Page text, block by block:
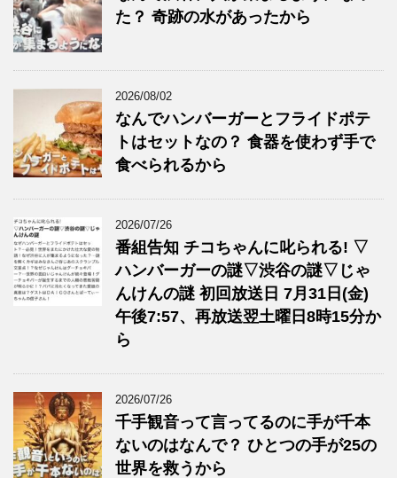
た？ 奇跡の水があったから
2026/08/02
なんでハンバーガーとフライドポテ
トはセットなの？ 食器を使わず手で
食べられるから
2026/07/26
番組告知 チコちゃんに叱られる! ▽
ハンバーガーの謎▽渋谷の謎▽じゃ
んけんの謎 初回放送日 7月31日(金)
午後7:57、再放送翌土曜日8時15分か
ら
2026/07/26
千手観音って言ってるのに手が千本
ないのはなんで？ ひとつの手が25の
世界を救うから